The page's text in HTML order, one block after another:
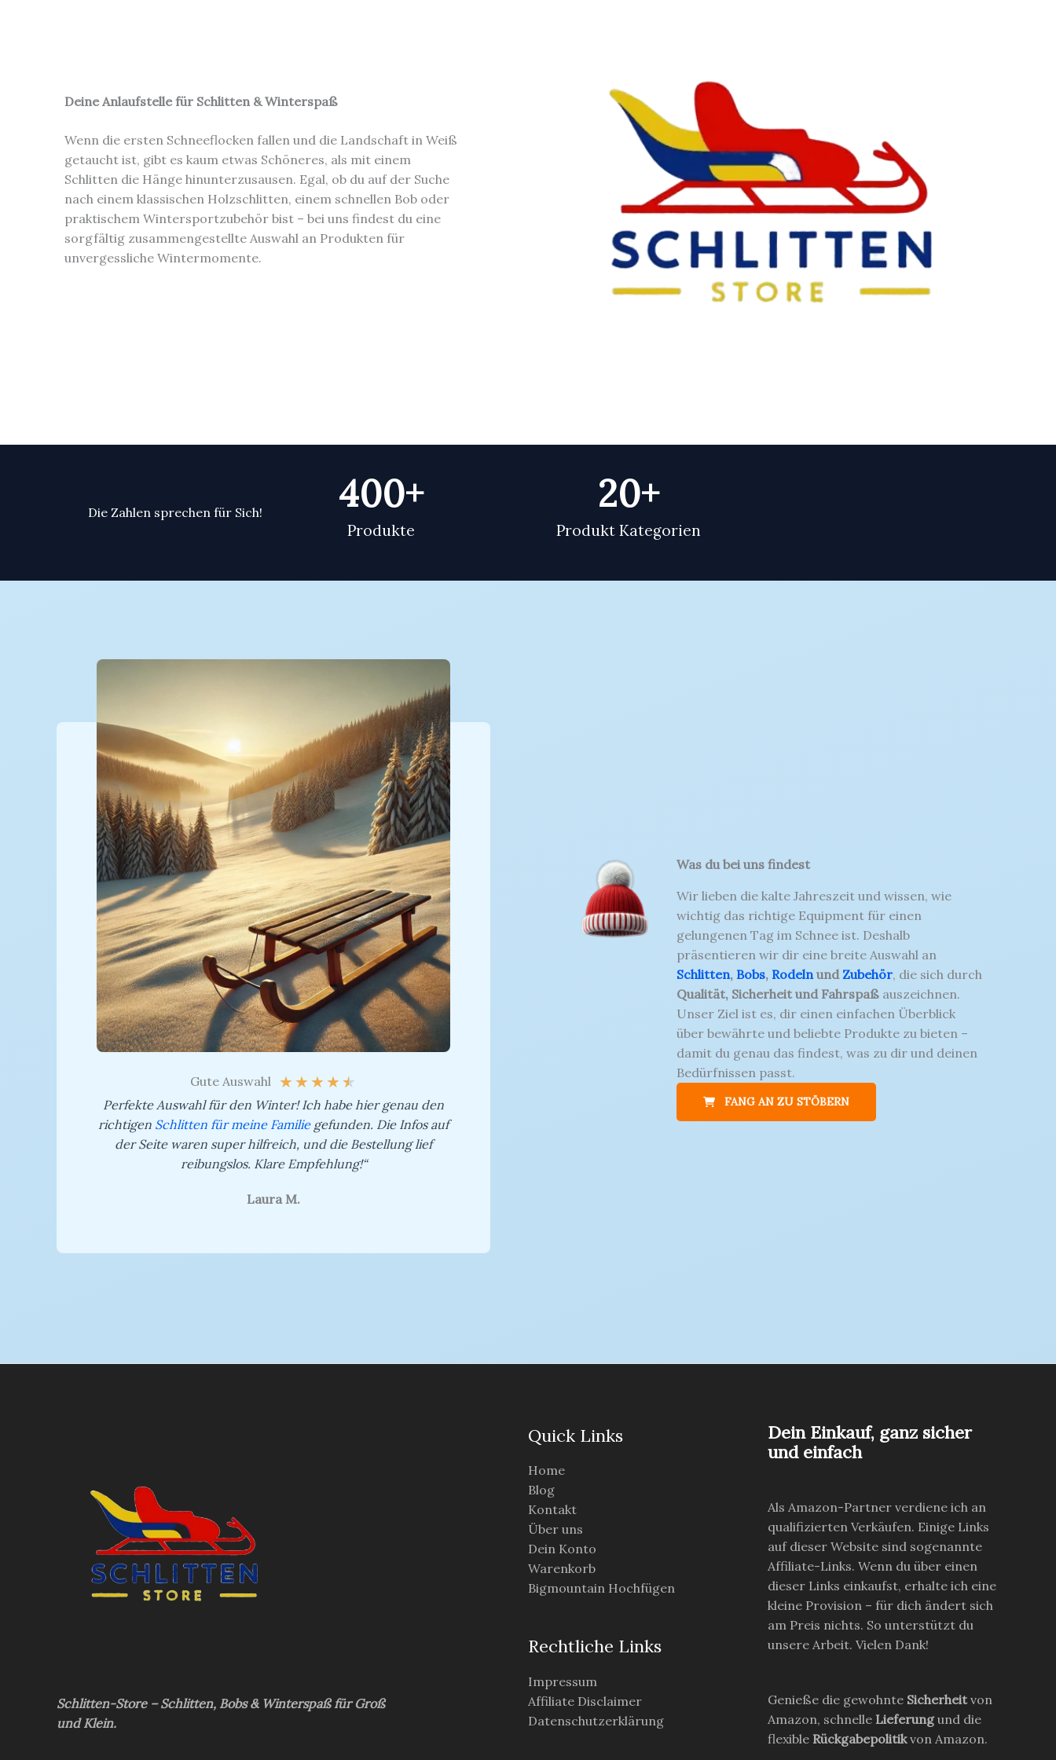
Deine Anlaufstelle für Schlitten & Winterspaß
Wenn die ersten Schneeflocken fallen und die Landschaft in Weiß
getaucht ist, gibt es kaum etwas Schöneres, als mit einem
Schlitten die Hänge hinunterzusausen. Egal, ob du auf der Suche
nach einem klassischen Holzschlitten, einem schnellen Bob oder
praktischem Wintersportzubehör bist – bei uns findest du eine
sorgfältig zusammengestellte Auswahl an Produkten für
unvergessliche Wintermomente.
Die Zahlen sprechen für Sich! 400+
Produkte
20+
Produkt Kategorien
Gute Auswahl ★★★★★
Perfekte Auswahl für den Winter! Ich habe hier genau den
richtigen Schlitten für meine Familiegefunden. Die Infos auf
der Seite waren super hilfreich, und die Bestellung lief
reibungslos. Klare Empfehlung!“
Laura M.
Was du bei uns findest
Wir lieben die kalte Jahreszeit und wissen, wie
wichtig das richtige Equipment für einen
gelungenen Tag im Schnee ist. Deshalb
präsentieren wir dir eine breite Auswahl an
Schlitten, Bobs, Rodeln und Zubehör, die sich durch
Qualität, Sicherheit und Fahrspaß auszeichnen.
Unser Ziel ist es, dir einen einfachen Überblick
über bewährte und beliebte Produkte zu bieten –
damit du genau das findest, was zu dir und deinen
Bedürfnissen passt.
FANG AN ZU STÖBERN
Schlitten-Store – Schlitten, Bobs & Winterspaß für Groß
und Klein.
Quick Links
Home
Blog
Kontakt
Über uns
Dein Konto
Warenkorb
Bigmountain Hochfügen
Rechtliche Links
Impressum
Affiliate Disclaimer
Datenschutzerklärung
Dein Einkauf, ganz sicher
und einfach
Als Amazon-Partner verdiene ich an
qualifizierten Verkäufen. Einige Links
auf dieser Website sind sogenannte
Affiliate-Links. Wenn du über einen
dieser Links einkaufst, erhalte ich eine
kleine Provision – für dich ändert sich
am Preis nichts. So unterstützt du
unsere Arbeit. Vielen Dank!
Genieße die gewohnte Sicherheitvon
Amazon, schnelle Lieferungund die
flexible Rückgabepolitikvon Amazon.